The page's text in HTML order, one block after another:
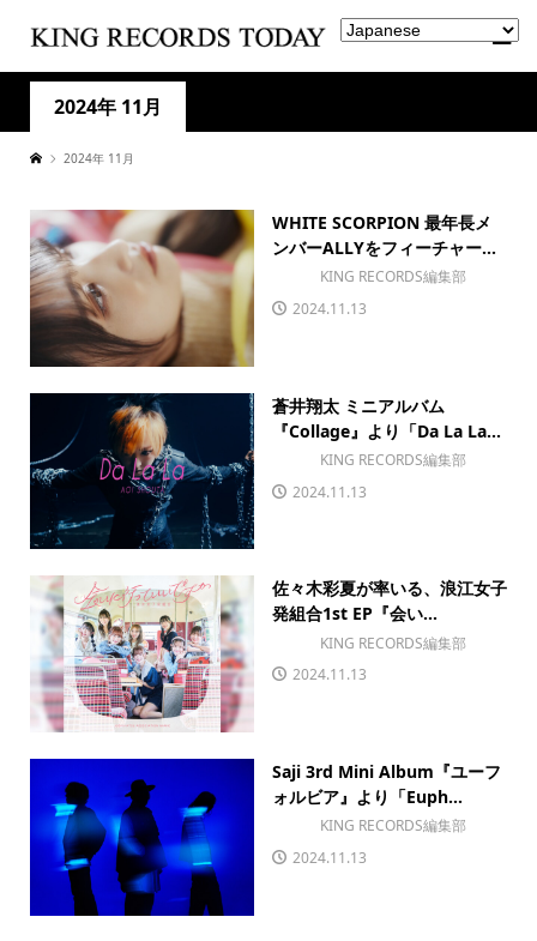
2024年 11月
2024年 11月
WHITE SCORPION 最年長メ
ンバーALLYをフィーチャー...
KING RECORDS編集部
2024.11.13
蒼井翔太 ミニアルバム
『Collage』より「Da La La...
KING RECORDS編集部
2024.11.13
佐々木彩夏が率いる、浪江女子
発組合1st EP『会い...
KING RECORDS編集部
2024.11.13
Saji 3rd Mini Album『ユーフ
ォルビア』より「Euph...
KING RECORDS編集部
2024.11.13